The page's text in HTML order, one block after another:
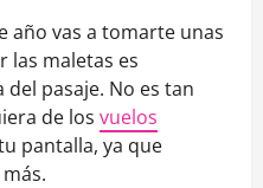
año vas a tomarte unas
las maletas es
pasaje. No es tan
de los vuelos
pantalla, ya que